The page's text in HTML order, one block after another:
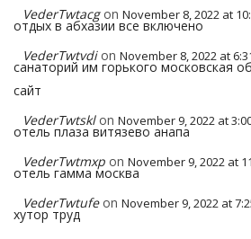
VederTwtacg on November 8, 2022 at
отдых в абхазии все включено
VederTwtvdi on November 8, 2022 at
санаторий им горького московская
сайт
VederTwtskl on November 9, 2022 at
отель плаза витязево анапа
VederTwtmxp on November 9, 2022 at
отель гамма москва
VederTwtufe on November 9, 2022 at
хутор труд